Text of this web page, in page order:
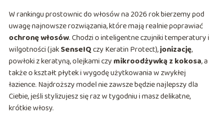
W rankingu prostownic do włosów na 2026 rok bierzemy pod
uwagę najnowsze rozwiązania, które mają realnie poprawiać
ochronę włosów. Chodzi o inteligentne czujniki temperatury i
wilgotności (jakSenseIQczy Keratin Protect),jonizację,
powłoki z keratyną, olejkami czy mikroodżywką z kokosa, a
także o kształt płytek i wygodę użytkowania w zwykłej
łazience. Najdroższy model nie zawsze będzie najlepszy dla
Ciebie, jeśli stylizujesz się raz w tygodniu i masz delikatne,
krótkie włosy.